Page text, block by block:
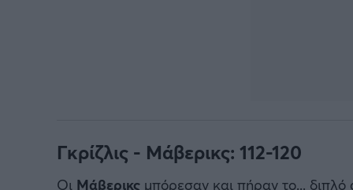
Γκρίζλις - Μάβερικς: 112-120
Οι Μάβερικς μπόρεσαν και πήραν το...